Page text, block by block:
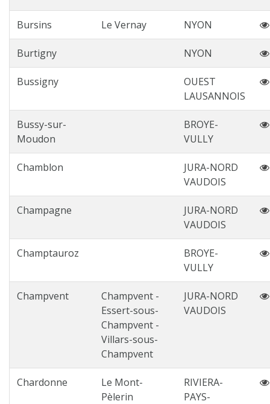
Bursins Le Vernay NYON
Burtigny NYON
Bussigny
OUEST
LAUSANNOIS
Bussy-sur-
Moudon
BROYE-
VULLY
Chamblon
JURA-NORD
VAUDOIS
Champagne
JURA-NORD
VAUDOIS
Champtauroz
BROYE-
VULLY
Champvent
Champvent -
Essert-sous-
Champvent -
Villars-sous-
Champvent
JURA-NORD
VAUDOIS
Chardonne
Le Mont-
Pèlerin
RIVIERA-
PAYS-